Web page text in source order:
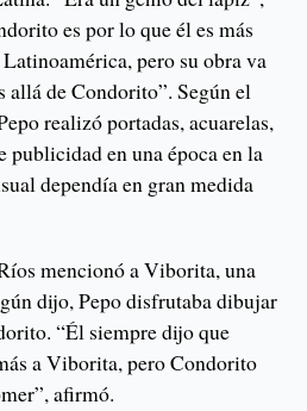
es por lo que él es más
pero su obra va
de Condorito”. Según el
realizó portadas, acuarelas,
publicidad en una época en la
dependía en gran medida
mencionó a Viborita, una
dijo, Pepo disfrutaba dibujar
“Él siempre dijo que
a Viborita, pero Condorito
afirmó.